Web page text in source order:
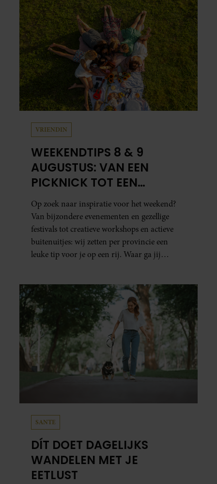
VRIENDIN
WEEKENDTIPS 8 & 9
AUGUSTUS: VAN EEN
PICKNICK TOT EEN
VOGELHUISJE MAKEN
Op zoek naar inspiratie voor het weekend?
Van bijzondere evenementen en gezellige
festivals tot creatieve workshops en actieve
buitenuitjes: wij zetten per provincie een
leuke tip voor je op een rij. Waar ga jij
SANTE
DÍT DOET DAGELIJKS
WANDELEN MET JE
EETLUST